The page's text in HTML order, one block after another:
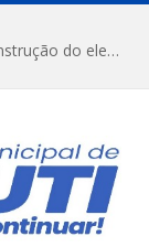
Visita técnica acompanha andamento da construção do elevado na comunidade Diamantino, região do Miri.